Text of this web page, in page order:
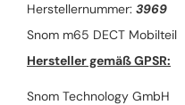
Herstellernummer: 3969
Snom m65 DECT Mobilteil
Hersteller gemäß GPSR:
Snom Technology GmbH